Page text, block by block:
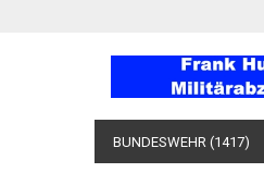
BUNDESWEHR (1417)